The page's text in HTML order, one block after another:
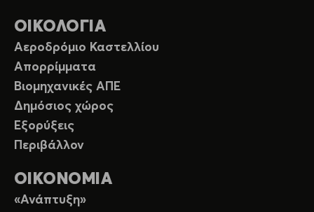
ΟΙΚΟΛΟΓΙΑ
Αεροδρόμιο Καστελλίου
Απορρίμματα
Βιομηχανικές ΑΠΕ
Δημόσιος χώρος
Εξορύξεις
Περιβάλλον
ΟΙΚΟΝΟΜΙΑ
«Ανάπτυξη»